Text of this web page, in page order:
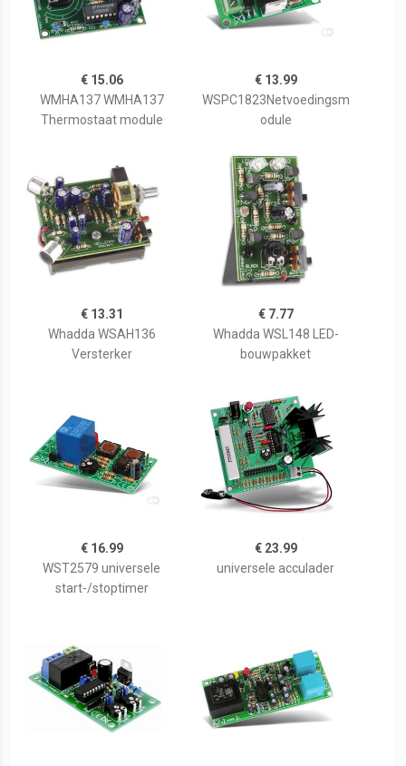
€ 15.06
WMHA137 WMHA137
Thermostaat module
€ 13.99
WSPC1823Netvoedingsm
odule
€ 13.31
Whadda WSAH136
Versterker
€ 7.77
Whadda WSL148 LED-
bouwpakket
€ 16.99
WST2579 universele
start-/stoptimer
€ 23.99
universele acculader